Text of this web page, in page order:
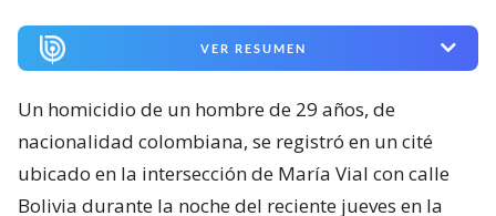
VER RESUMEN
Un homicidio de un hombre de 29 años, de
nacionalidad colombiana, se registró en un cité
ubicado en la intersección de María Vial con calle
Bolivia durante la noche del reciente jueves en la